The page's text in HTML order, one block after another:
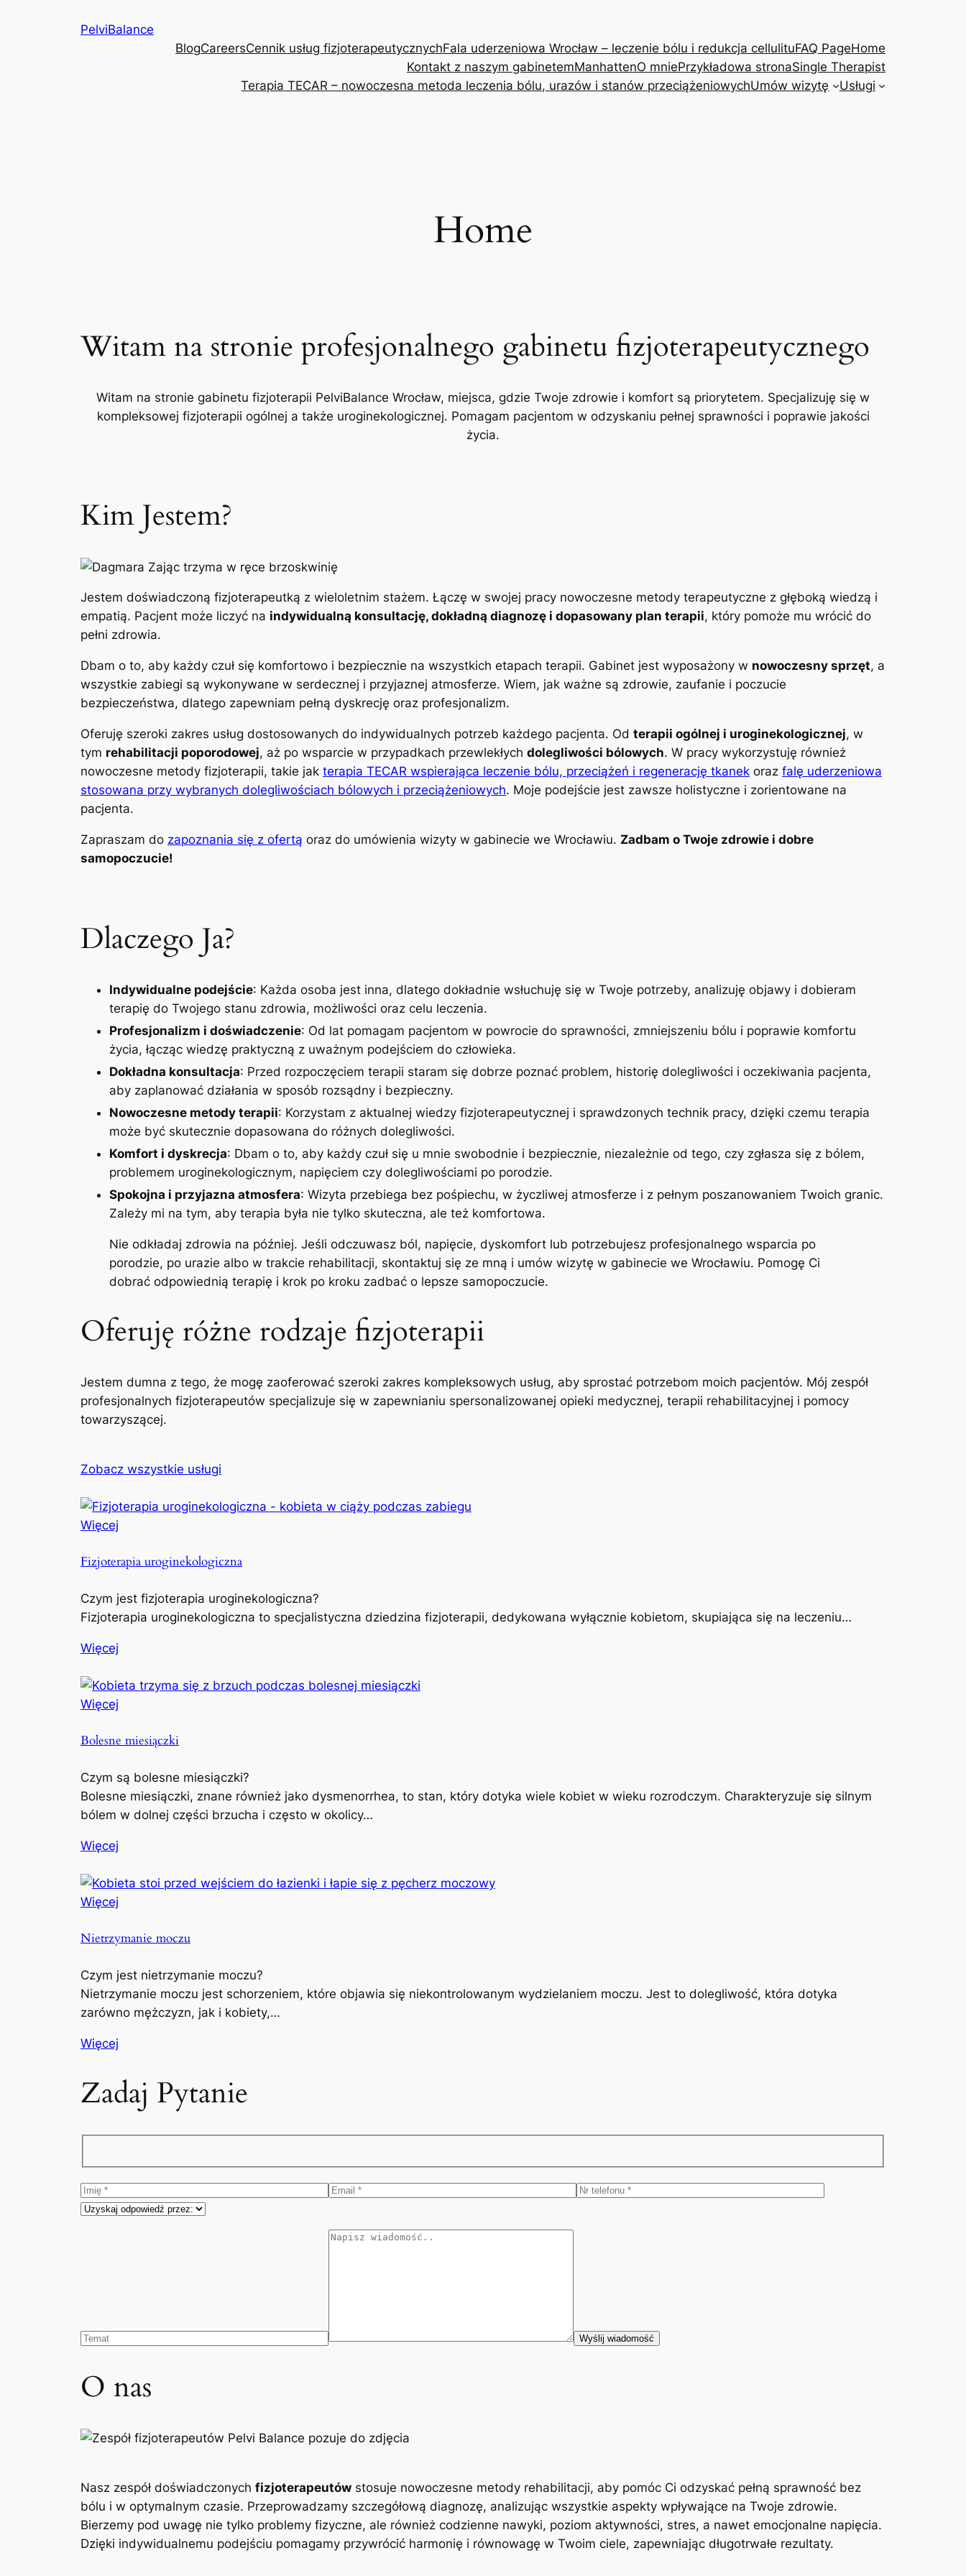
PelviBalance
BlogCareersCennik usług fizjoterapeutycznychFala uderzeniowa Wrocław – leczenie bólu i redukcja cellulituFAQ PageHome
Kontakt z naszym gabinetemManhattenO mniePrzykładowa stronaSingle Therapist
Terapia TECAR – nowoczesna metoda leczenia bólu, urazów i stanów przeciążeniowychUmów wizytę Usługi
Home
Witam na stronie profesjonalnego gabinetu fizjoterapeutycznego
Witam na stronie gabinetu fizjoterapii PelviBalance Wrocław, miejsca, gdzie Twoje zdrowie i komfort są priorytetem. Specjalizuję się w
kompleksowej fizjoterapii ogólnej a także uroginekologicznej. Pomagam pacjentom w odzyskaniu pełnej sprawności i poprawie jakości
życia.
Kim Jestem?
Jestem doświadczoną fizjoterapeutką z wieloletnim stażem. Łączę w swojej pracy nowoczesne metody terapeutyczne z głęboką wiedzą i
empatią. Pacjent może liczyć na indywidualną konsultację, dokładną diagnozę i dopasowany plan terapii, który pomoże mu wrócić do
pełni zdrowia.
Dbam o to, aby każdy czuł się komfortowo i bezpiecznie na wszystkich etapach terapii. Gabinet jest wyposażony w nowoczesny sprzęt, a
wszystkie zabiegi są wykonywane w serdecznej i przyjaznej atmosferze. Wiem, jak ważne są zdrowie, zaufanie i poczucie
bezpieczeństwa, dlatego zapewniam pełną dyskrecję oraz profesjonalizm.
Oferuję szeroki zakres usług dostosowanych do indywidualnych potrzeb każdego pacjenta. Od terapii ogólnej i uroginekologicznej, w
tym rehabilitacji poporodowej, aż po wsparcie w przypadkach przewlekłych dolegliwości bólowych. W pracy wykorzystuję również
nowoczesne metody fizjoterapii, takie jak terapia TECAR wspierająca leczenie bólu, przeciążeń i regenerację tkanek oraz falę uderzeniowa
stosowana przy wybranych dolegliwościach bólowych i przeciążeniowych. Moje podejście jest zawsze holistyczne i zorientowane na
pacjenta.
Zapraszam do zapoznania się z ofertą oraz do umówienia wizyty w gabinecie we Wrocławiu. Zadbam o Twoje zdrowie i dobre
samopoczucie!
Dlaczego Ja?
Indywidualne podejście: Każda osoba jest inna, dlatego dokładnie wsłuchuję się w Twoje potrzeby, analizuję objawy i dobieram
terapię do Twojego stanu zdrowia, możliwości oraz celu leczenia.
Profesjonalizm i doświadczenie: Od lat pomagam pacjentom w powrocie do sprawności, zmniejszeniu bólu i poprawie komfortu
życia, łącząc wiedzę praktyczną z uważnym podejściem do człowieka.
Dokładna konsultacja: Przed rozpoczęciem terapii staram się dobrze poznać problem, historię dolegliwości i oczekiwania pacjenta,
aby zaplanować działania w sposób rozsądny i bezpieczny.
Nowoczesne metody terapii: Korzystam z aktualnej wiedzy fizjoterapeutycznej i sprawdzonych technik pracy, dzięki czemu terapia
może być skutecznie dopasowana do różnych dolegliwości.
Komfort i dyskrecja: Dbam o to, aby każdy czuł się u mnie swobodnie i bezpiecznie, niezależnie od tego, czy zgłasza się z bólem,
problemem uroginekologicznym, napięciem czy dolegliwościami po porodzie.
Spokojna i przyjazna atmosfera: Wizyta przebiega bez pośpiechu, w życzliwej atmosferze i z pełnym poszanowaniem Twoich granic.
Zależy mi na tym, aby terapia była nie tylko skuteczna, ale też komfortowa.
Nie odkładaj zdrowia na później. Jeśli odczuwasz ból, napięcie, dyskomfort lub potrzebujesz profesjonalnego wsparcia po
porodzie, po urazie albo w trakcie rehabilitacji, skontaktuj się ze mną i umów wizytę w gabinecie we Wrocławiu. Pomogę Ci
dobrać odpowiednią terapię i krok po kroku zadbać o lepsze samopoczucie.
Oferuję różne rodzaje fizjoterapii
Jestem dumna z tego, że mogę zaoferować szeroki zakres kompleksowych usług, aby sprostać potrzebom moich pacjentów. Mój zespół
profesjonalnych fizjoterapeutów specjalizuje się w zapewnianiu spersonalizowanej opieki medycznej, terapii rehabilitacyjnej i pomocy
towarzyszącej.
Zobacz wszystkie usługi
Więcej
Fizjoterapia uroginekologiczna
Czym jest fizjoterapia uroginekologiczna?
Fizjoterapia uroginekologiczna to specjalistyczna dziedzina fizjoterapii, dedykowana wyłącznie kobietom, skupiająca się na leczeniu…
Więcej
Więcej
Bolesne miesiączki
Czym są bolesne miesiączki?
Bolesne miesiączki, znane również jako dysmenorrhea, to stan, który dotyka wiele kobiet w wieku rozrodczym. Charakteryzuje się silnym
bólem w dolnej części brzucha i często w okolicy…
Więcej
Więcej
Nietrzymanie moczu
Czym jest nietrzymanie moczu?
Nietrzymanie moczu jest schorzeniem, które objawia się niekontrolowanym wydzielaniem moczu. Jest to dolegliwość, która dotyka
zarówno mężczyzn, jak i kobiety,…
Więcej
Zadaj Pytanie
O nas
Nasz zespół doświadczonych fizjoterapeutów stosuje nowoczesne metody rehabilitacji, aby pomóc Ci odzyskać pełną sprawność bez
bólu i w optymalnym czasie. Przeprowadzamy szczegółową diagnozę, analizując wszystkie aspekty wpływające na Twoje zdrowie.
Bierzemy pod uwagę nie tylko problemy fizyczne, ale również codzienne nawyki, poziom aktywności, stres, a nawet emocjonalne napięcia.
Dzięki indywidualnemu podejściu pomagamy przywrócić harmonię i równowagę w Twoim ciele, zapewniając długotrwałe rezultaty.